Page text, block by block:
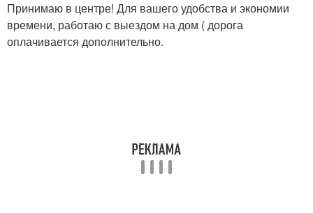
Принимаю в центре! Для вашего удобства и экономии
времени, работаю с выездом на дом ( дорога
оплачивается дополнительно.